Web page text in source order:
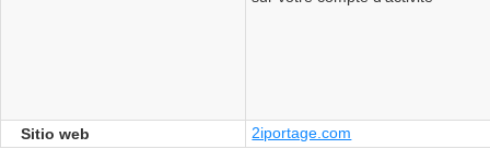
Sitio web 2iportage.com